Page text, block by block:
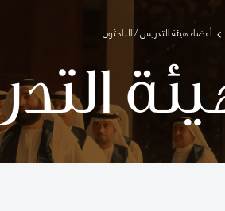
أعضاء هيئة التدريس / الباحثون